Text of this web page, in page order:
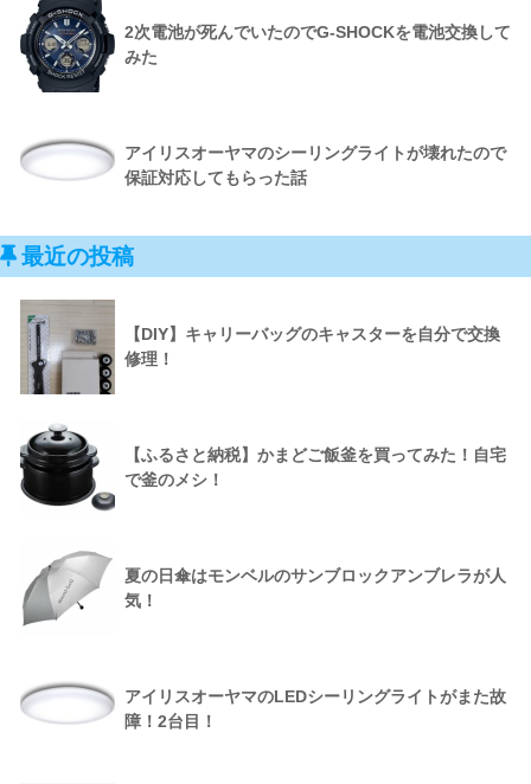
2次電池が死んでいたのでG-SHOCKを電池交換して
みた
アイリスオーヤマのシーリングライトが壊れたので
保証対応してもらった話
最近の投稿
【DIY】キャリーバッグのキャスターを自分で交換
修理！
【ふるさと納税】かまどご飯釜を買ってみた！自宅
で釜のメシ！
夏の日傘はモンベルのサンブロックアンブレラが人
気！
アイリスオーヤマのLEDシーリングライトがまた故
障！2台目！